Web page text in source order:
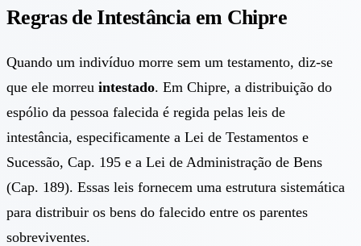
Regras de Intestância em Chipre
Quando um indivíduo morre sem um testamento, diz-se
que ele morreu intestado. Em Chipre, a distribuição do
espólio da pessoa falecida é regida pelas leis de
intestância, especificamente a Lei de Testamentos e
Sucessão, Cap. 195 e a Lei de Administração de Bens
(Cap. 189). Essas leis fornecem uma estrutura sistemática
para distribuir os bens do falecido entre os parentes
sobreviventes.